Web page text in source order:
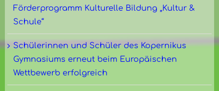
Förderprogramm Kulturelle Bildung „Kultur &
Schule“
Schülerinnen und Schüler des Kopernikus
Gymnasiums erneut beim Europäischen
Wettbewerb erfolgreich